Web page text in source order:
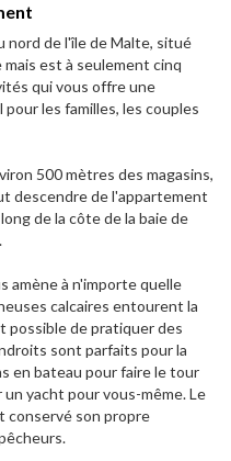
nord de l'île de Malte, situé
est à seulement cinq
qui vous offre une
les familles, les couples
500 mètres des magasins,
descendre de l'appartement
de la côte de la baie de
amène à n'importe quelle
calcaires entourent la
possible de pratiquer des
sont parfaits pour la
en bateau pour faire le tour
yacht pour vous-même. Le
conservé son propre